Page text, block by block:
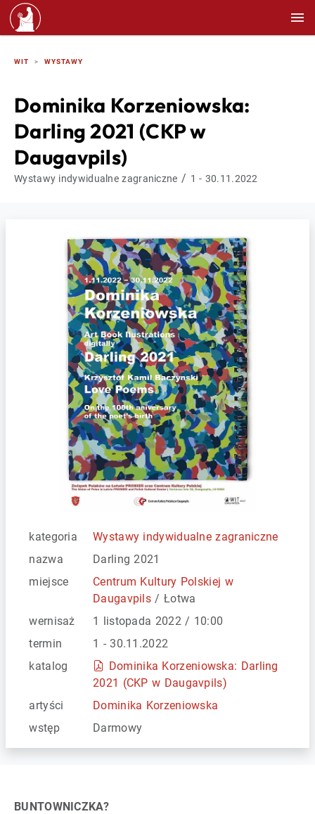
WIT WYSTAWY
Dominika Korzeniowska:
Darling 2021 (CKP w
Daugavpils)
Wystawy indywidualne zagraniczne / 1 - 30.11.2022
kategoria
Wystawy indywidualne zagraniczne
nazwa
Darling 2021
miejsce
Centrum Kultury Polskiej w
Daugavpils / Łotwa
wernisaż
1 listopada 2022 / 10:00
termin
1 - 30.11.2022
katalog
Dominika Korzeniowska: Darling
2021 (CKP w Daugavpils)
artyści
Dominika Korzeniowska
wstęp
Darmowy
BUNTOWNICZKA?